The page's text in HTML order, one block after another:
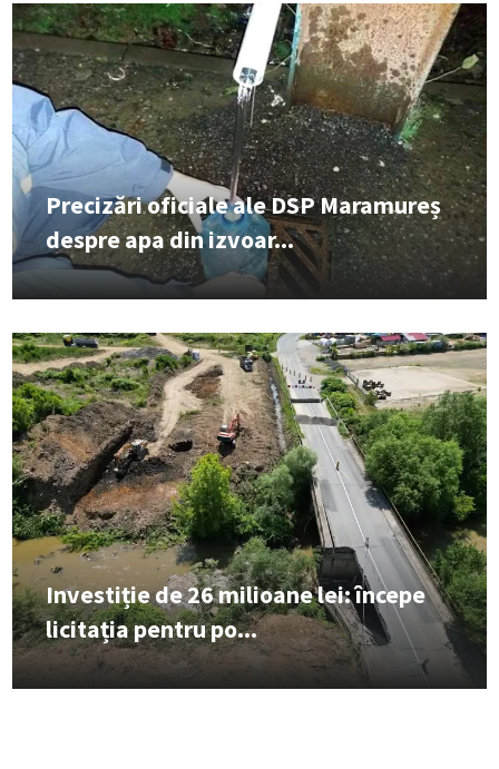
Precizări oficiale ale DSP Maramureș
despre apa din izvoar...
Investiție de 26 milioane lei: începe
licitația pentru po...